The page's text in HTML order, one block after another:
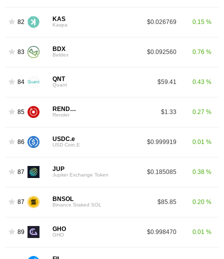
82 KAS
Kaspa $0.026769 0.15 %
83 BDX
Beldex $0.092560 0.76 %
84 QNT
Quant $59.41 0.43 %
85 RENDER
Render $1.33 0.27 %
86 USDC.e
USD Coin.E $0.999919 0.01 %
87 JUP
Jupiter Exchange Token $0.185085 0.38 %
87 BNSOL
Binance Staked SOL $85.85 0.20 %
89 GHO
GHO $0.998470 0.01 %